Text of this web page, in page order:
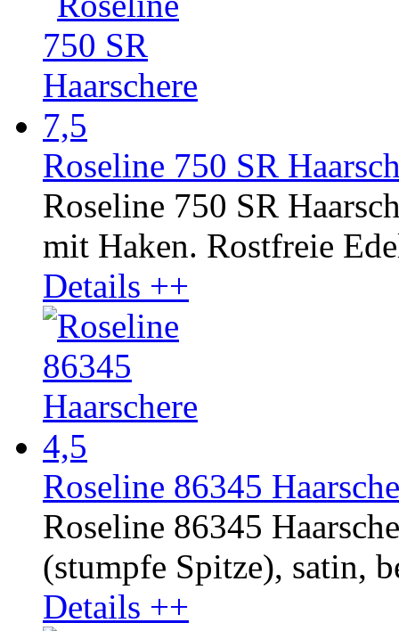
Roseline 750 SR
Roseline 750 SR
mit Haken. Rostfreie
Details ++
Roseline 86345
Roseline 86345
(stumpfe Spitze), satin,
Details ++